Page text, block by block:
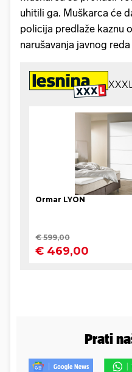
uhitili ga. Muškarca će
policija predlaže kaznu
narušavanja javnog
Prati